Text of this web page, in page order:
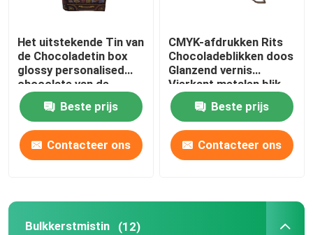
Theebus Tin
Het Tin van de metaalkoffie
Leeg Koekjestin
Blikken voor voedselopslag
Het uitstekende Tin van
de Chocoladetin box
glossy personalised
chocolate van de
Boekvorm
Beste prijs
Contacteer ons
CMYK-afdrukken Rits
Chocoladeblikken doos
Glanzend vernis
Vierkant metalen blik
Beste prijs
Contacteer ons
Bulkkerstmistin (12)